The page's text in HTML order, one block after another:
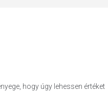
hogy úgy lehessen értéket